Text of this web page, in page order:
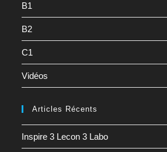
B1
B2
C1
Vidéos
Articles Récents
Inspire 3 Lecon 3 Labo